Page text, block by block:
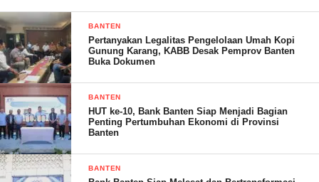
BANTEN
Pertanyakan Legalitas Pengelolaan Umah Kopi
Gunung Karang, KABB Desak Pemprov Banten
Buka Dokumen
BANTEN
HUT ke-10, Bank Banten Siap Menjadi Bagian
Penting Pertumbuhan Ekonomi di Provinsi
Banten
BANTEN